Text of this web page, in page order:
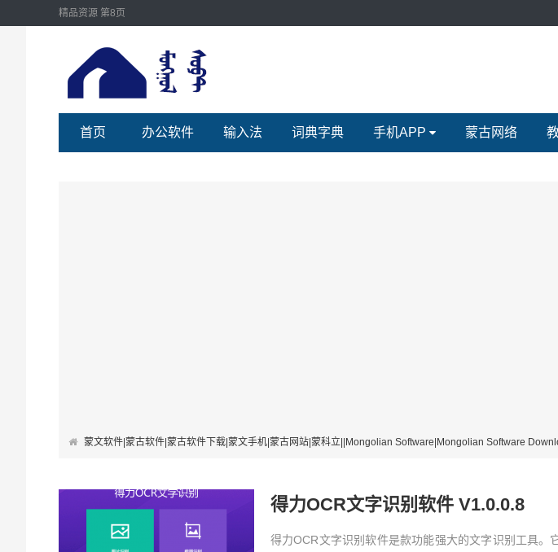
精品资源 第8页
首页 办公软件 输入法 词典字典 手机APP 蒙古网络
蒙文软件|蒙古软件|蒙古软件下载|蒙文手机|蒙古网站|蒙科立||Mongolian Software|Mongolian Software
得力OCR文字识别软件 V1.0.0.8
得力OCR文字识别软件是款功能强大的文字识别工具。